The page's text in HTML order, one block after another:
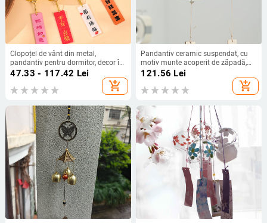
Clopoțel de vânt din metal,
pandantiv pentru dormitor, decor în
stil chinezesc pentru locuință și
47.33 - 117.42 Lei
add_shopping_cart
Pandantiv ceramic suspendat, cu
motiv munte acoperit de zăpadă,
decor pentru casă, cadou rafinat de
121.56 Lei
add_shopping_cart